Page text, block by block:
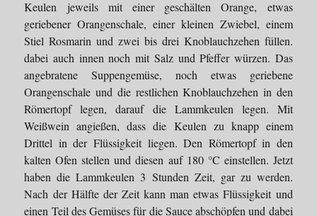
Keulen jeweils mit einer geschälten Orange, etwas
geriebener Orangenschale, einer kleinen Zwiebel, einem
Stiel Rosmarin und zwei bis drei Knoblauchzehen füllen.
dabei auch innen noch mit Salz und Pfeffer würzen. Das
angebratene Suppengemüse, noch etwas geriebene
Orangenschale und die restlichen Knoblauchzehen in den
Römertopf legen, darauf die Lammkeulen legen. Mit
Weißwein angießen, dass die Keulen zu knapp einem
Drittel in der Flüssigkeit liegen. Den Römertopf in den
kalten Ofen stellen und diesen auf 180 °C einstellen. Jetzt
haben die Lammkeulen 3 Stunden Zeit, gar zu werden.
Nach der Hälfte der Zeit kann man etwas Flüssigkeit und
einen Teil des Gemüses für die Sauce abschöpfen und dabei